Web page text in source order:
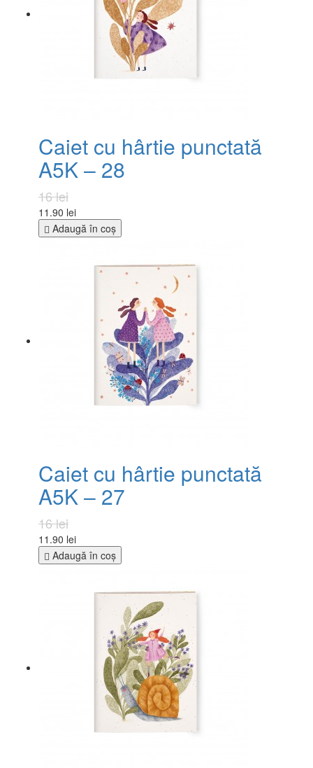
Caiet cu hârtie punctată
A5K – 28
16 lei
11.90 lei
Adaugă în coş
Caiet cu hârtie punctată
A5K – 27
16 lei
11.90 lei
Adaugă în coş